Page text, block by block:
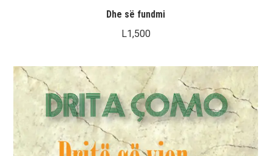
Dhe së fundmi
L1,500